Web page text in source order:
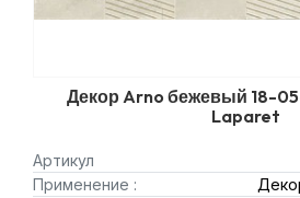
Декор Arno бежевый 18-
Laparet
Артикул
Применение :